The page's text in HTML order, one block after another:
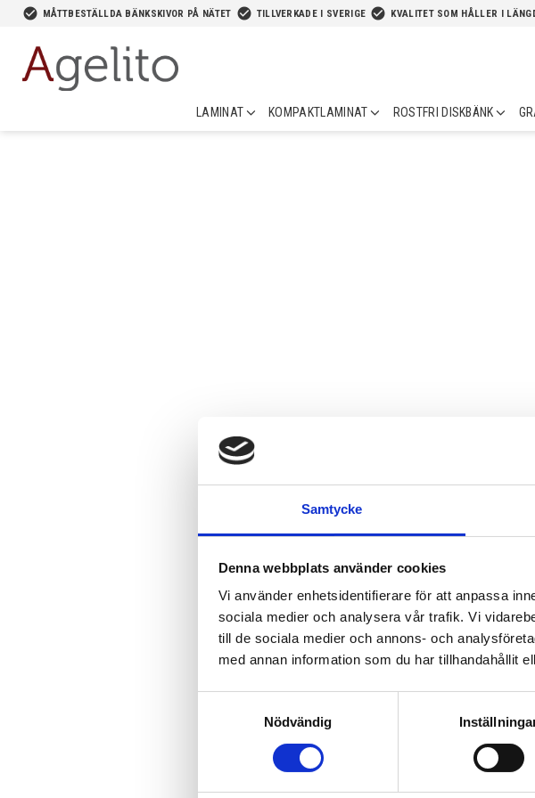
Samtycke
Denna webbplats använder cookies
Vi använder enhetsidentifierare för att anpassa
sociala medier och analysera vår trafik. Vi
till de sociala medier och annons- och
med annan information som du har tillhandahållit
Nödvändig
check_circle MÅTTBESTÄLLDA BÄNKSKIVOR PÅ NÄTET check_circle TILLVERKADE I SVERIGE check_circle KVALITET SOM HÅLLER I
LAMINAT KOMPAKTLAMINAT ROSTFRI DISKBÄNK